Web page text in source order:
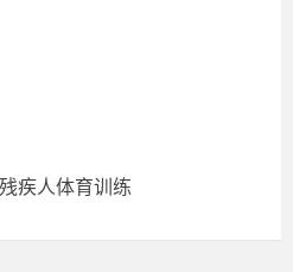
疾人体育训练